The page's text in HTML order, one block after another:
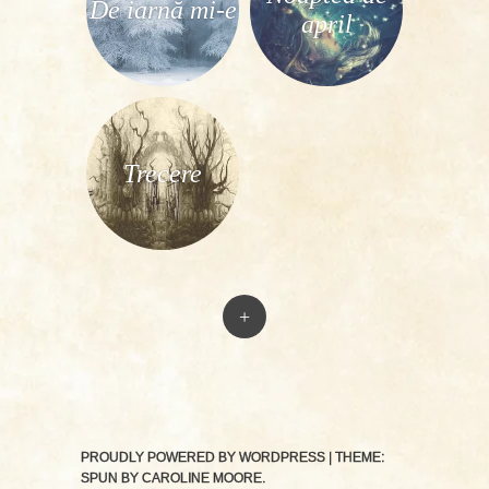
De iarnă mi-e
april
Trecere
+
PROUDLY POWERED BY WORDPRESS
THEME:
SPUN BY CAROLINE MOORE.